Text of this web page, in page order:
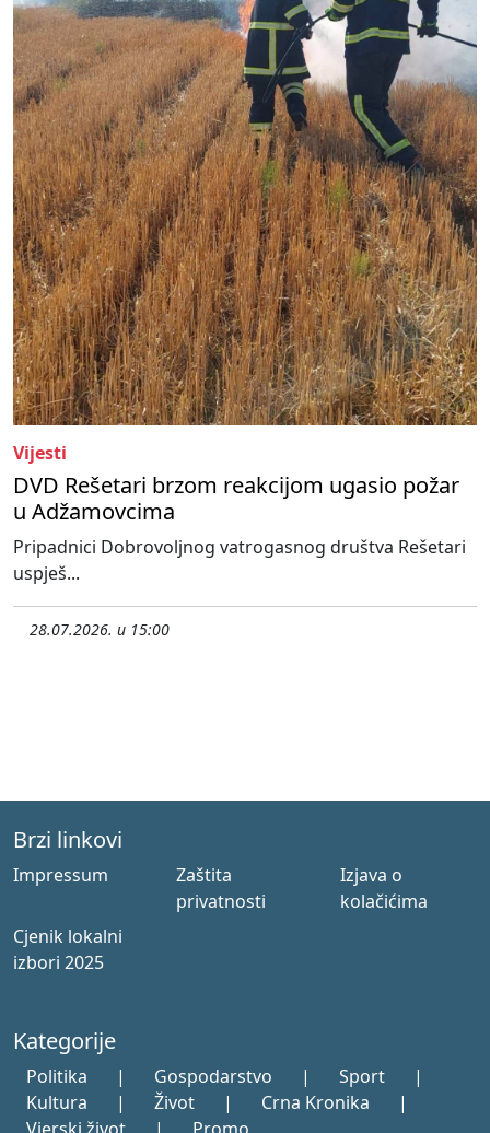
Vijesti
DVD Rešetari brzom reakcijom ugasio požar
u Adžamovcima
Pripadnici Dobrovoljnog vatrogasnog društva Rešetari
uspješ...
28.07.2026. u 15:00
Brzi linkovi
Impressum
Zaštita
privatnosti
Izjava o
kolačićima
Cjenik lokalni
izbori 2025
Kategorije
Politika | Gospodarstvo | Sport
|
Kultura
| Život | Crna Kronika
|